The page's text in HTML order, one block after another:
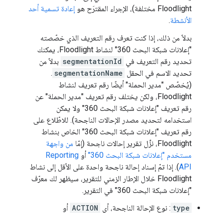
Floodlight مختلفة)، الإجراء المقترَح هو
إعادة تسمية أحد
الأنشطة.
بدلاً من ذلك، إذا كنت تعرف رقم التعريف الذي خصّصته
"إعلانات شبكة البحث 360" لنشاط Floodlight، يمكنك
تحديد رقم التعريف في segmentationId بدلاً من
تحديد الاسم في الحقل segmentationName
.
(يُخصّص "مدير الحملة" أيضًا رقم تعريف لنشاط
Floodlight، ولكن يختلف رقم تعريف "مدير الحملة" عن
رقم تعريف "إعلانات شبكة البحث 360" ولا يمكن
استخدامه لتحديد مصدر الإحالات الناجحة). للاطّلاع على
رقم تعريف "إعلانات شبكة البحث 360" الخاص بنشاط
Floodlight، نزِّل تقرير إحالات ناجحة (إمّا
من واجهة
مستخدم "إعلانات شبكة البحث 360"
أو Reporting
API). إذا تمّ إسناد إحالة ناجحة واحدة على الأقل إلى نشاط
Floodlight خلال الإطار الزمني للتقرير، سيظهر لك معرّف
"إعلانات شبكة البحث 360" في التقرير.
type : نوع الإحالة الناجحة، أي ACTION أو